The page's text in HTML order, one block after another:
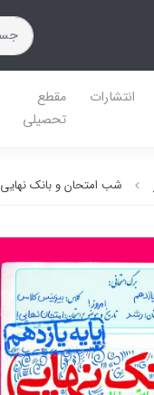
انتشارات
مقطع
تحصیلی
شب امتحان و بانک نهایی